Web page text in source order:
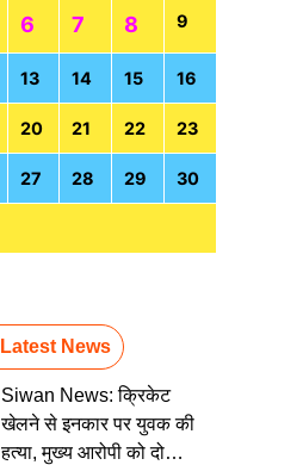
6 7 8 9
13 14 15 16
20 21 22 23
27 28 29 30
Latest News
Siwan News: क्रिकेट
खेलने से इनकार पर युवक की
हत्या, मुख्य आरोपी को दो